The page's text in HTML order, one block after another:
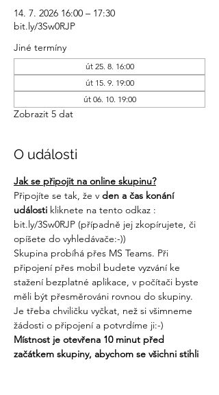
14. 7. 2026 16:00 – 17:30
bit.ly/3Sw0RJP
Jiné termíny
út 25. 8. 16:00
út 15. 9. 19:00
út 06. 10. 19:00
Zobrazit 5 dat
O události
Jak se připojit na online skupinu?
Připojíte se tak, že v den a čas konání
události kliknete na tento odkaz :
bit.ly/3Sw0RJP (případně jej zkopírujete, či
opíšete do vyhledávače:-))
Skupina probíhá přes MS Teams. Při
připojení přes mobil budete vyzvání ke
stažení bezplatné aplikace, v počítači byste
měli být přesměrováni rovnou do skupiny.
Je třeba chviličku vyčkat, než si všimneme
žádosti o připojení a potvrdíme ji:-)
Místnost je otevřena 10 minut před
začátkem skupiny, abychom se všichni stihli